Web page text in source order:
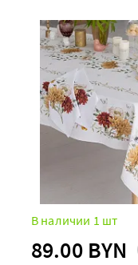
В наличии 1 шт
89.00 BYN